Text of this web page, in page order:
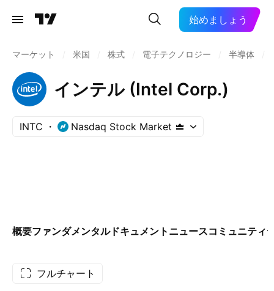
始めましょう
マーケット 米国 株式 電子テクノロジー 半導体
インテル (Intel Corp.)
INTC Nasdaq Stock Market
概要ファンダメンタルドキュメント ニュースコミュニティ
フルチャート